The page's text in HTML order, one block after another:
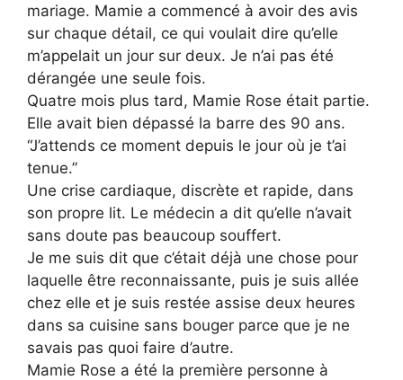
mariage. Mamie a commencé à avoir des avis
sur chaque détail, ce qui voulait dire qu’elle
m’appelait un jour sur deux. Je n’ai pas été
dérangée une seule fois.
Quatre mois plus tard, Mamie Rose était partie.
Elle avait bien dépassé la barre des 90 ans.
“J’attends ce moment depuis le jour où je t’ai
tenue.”
Une crise cardiaque, discrète et rapide, dans
son propre lit. Le médecin a dit qu’elle n’avait
sans doute pas beaucoup souffert.
Je me suis dit que c’était déjà une chose pour
laquelle être reconnaissante, puis je suis allée
chez elle et je suis restée assise deux heures
dans sa cuisine sans bouger parce que je ne
savais pas quoi faire d’autre.
Mamie Rose a été la première personne à